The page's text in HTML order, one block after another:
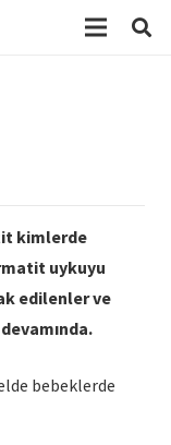
kimlerde
uykuyu
edilenler ve
bebeklerde